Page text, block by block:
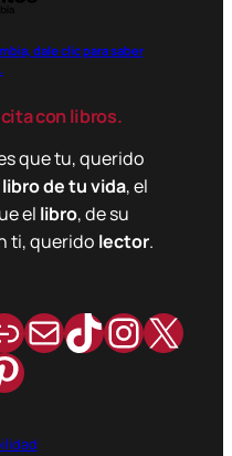
dale clic para saber
con libros.
que tu, querido
de tu vida, el
el libro, de su
ti, querido lector.
Correo
TikTok
X